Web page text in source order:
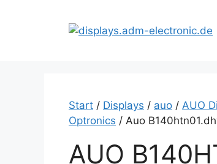
Start / Displays / auo / AUO
Optronics / Auo
AUO